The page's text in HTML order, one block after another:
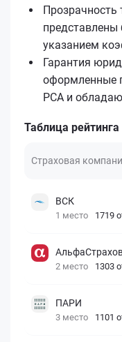
Прозрачность
представлены
указанием
Гарантия
оформленные
РСА и
Таблица
Страховая
ВСК
1 место 1719
2 место 1303
ПАРИ
3 место 1101